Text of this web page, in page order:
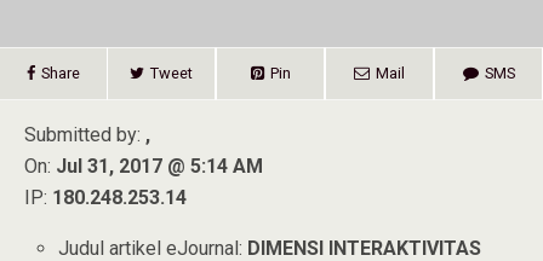
Share Tweet Pin Mail SMS
Submitted by: ,
On: Jul 31, 2017 @ 5:14 AM
IP: 180.248.253.14
Judul artikel eJournal: DIMENSI INTERAKTIVITAS